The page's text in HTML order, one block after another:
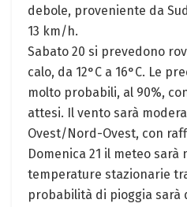
debole, proveniente da
13 km/h.
Sabato 20 si prevedono
calo, da 12°C a 16°C. Le
molto probabili, al 90%,
attesi. Il vento sarà
Ovest/Nord-Ovest, con
Domenica 21 il meteo sarà
temperature stazionarie tra
probabilità di pioggia sarà